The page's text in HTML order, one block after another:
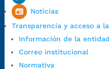
Noticias
Transparencia y acceso a
Información de la entidad
Correo institucional
Normativa
Horario de Atención:
1:00 p.m. a 5:30 p.m. / viernes
7:00 a.m. a 5:00 p.m., con 30
Horario de Atención CAME
Lunes a jueves: 7:00 a.m. a